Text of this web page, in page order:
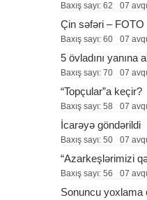
Baxış sayı: 62 07
Çin səfəri – FOTO
Baxış sayı: 60 07
5 övladını yanına
Baxış sayı: 70 07
“Topçular”a keçir?
Baxış sayı: 58 07
İcarəyə göndərildi
Baxış sayı: 50 07
“Azarkeşlərimizi
Baxış sayı: 56 07
Sonuncu yoxlama